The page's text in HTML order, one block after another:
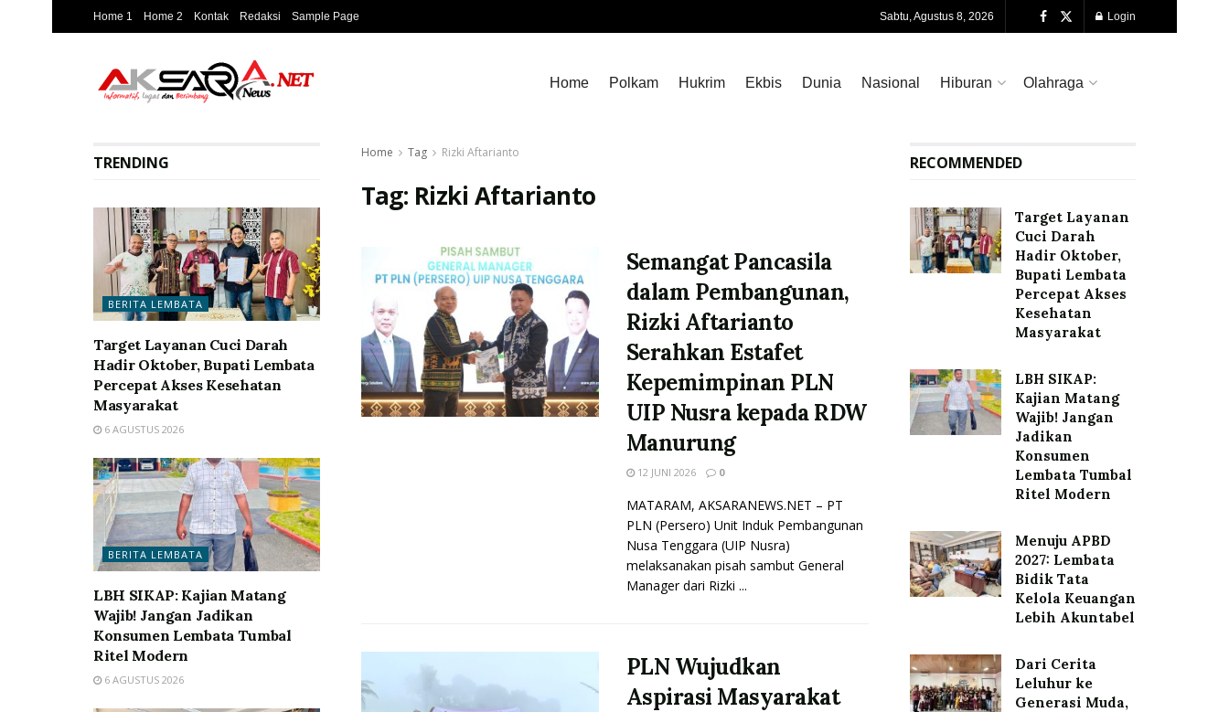
Home 1 Home 2 Kontak Redaksi Sample Page Sabtu, Agustus 8, 2026 Login
Home Polkam Hukrim Ekbis Dunia Nasional Hiburan Olahraga
Home Tag Rizki Aftarianto
Tag: Rizki Aftarianto
Semangat Pancasila
dalam Pembangunan,
Rizki Aftarianto
Serahkan Estafet
Kepemimpinan PLN
UIP Nusra kepada RDW
Manurung
12 JUNI 2026 0
MATARAM, AKSARANEWS.NET – PT
PLN (Persero) Unit Induk Pembangunan
Nusa Tenggara (UIP Nusra)
melaksanakan pisah sambut General
Manager dari Rizki ...
PLN Wujudkan
Aspirasi Masyarakat
TRENDING
BERITA LEMBATA
Target Layanan Cuci Darah
Hadir Oktober, Bupati Lembata
Percepat Akses Kesehatan
Masyarakat
6 AGUSTUS 2026
BERITA LEMBATA
LBH SIKAP: Kajian Matang
Wajib! Jangan Jadikan
Konsumen Lembata Tumbal
Ritel Modern
6 AGUSTUS 2026
RECOMMENDED
Target Layanan
Cuci Darah
Hadir Oktober,
Bupati Lembata
Percepat Akses
Kesehatan
Masyarakat
LBH SIKAP:
Kajian Matang
Wajib! Jangan
Jadikan
Konsumen
Lembata Tumbal
Ritel Modern
Menuju APBD
2027: Lembata
Bidik Tata
Kelola Keuangan
Lebih Akuntabel
Dari Cerita
Leluhur ke
Generasi Muda,